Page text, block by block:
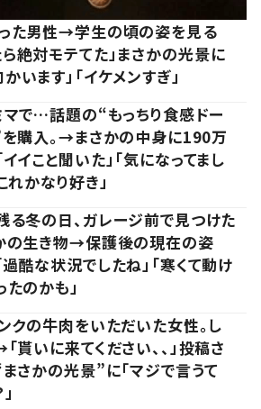
た男性→学生の頃の姿を見る
絶対モテてた」まさかの光景に
います」「イケメンすぎ」
マで…話題の“もっちり食感ドー
購入。→まさかの中身に190万
イこと聞いた」「気になってまし
れかなり好き」
る冬の日、ガレージ前で見つけた
の生き物→保護後の現在の姿
酷な状況でしたね」「寒くて動け
たのかも」
クの牛肉をいただいた女性。し
貰いに来てください、、」投稿さ
さかの光景”に「マジで言うて